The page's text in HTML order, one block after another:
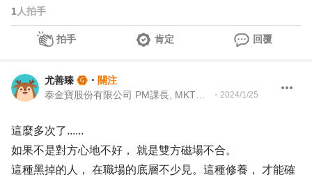
1 人拍手
拍手 肯定 回覆
尤善臻 ・ 關注
・ 2024/1/25
這麼多次了......
如果不是對方心地不好， 就是雙方磁場不合。
這種黑掉的人， 在職場的底層不少見。這種修養， 才能確